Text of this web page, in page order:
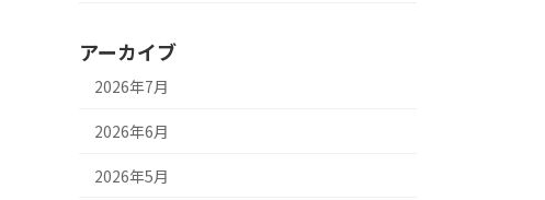
アーカイブ
2026年7月
2026年6月
2026年5月